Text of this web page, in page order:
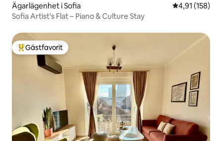
Ägarlägenhet i Sofia 4,91 av 5 i
4,91 (158)
Sofia Artist's Flat – Piano & Culture Stay
Populär gästfavorit
Gästfavorit